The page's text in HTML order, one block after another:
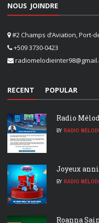
NOUS JOINDRE
#2 Champs d’Aviation, Port-
+509 3730-0423
RECENT POPULAR
Radio
BY RADIO
Joyeux
BY RADIO
Roanna